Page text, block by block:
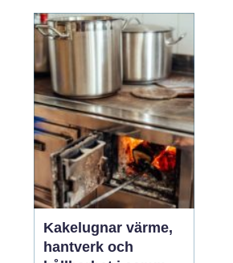
signalerar kvalitet innan
någon ens har klivit
innanför dörren. F&o...
Kakelugnar värme,
hantverk och